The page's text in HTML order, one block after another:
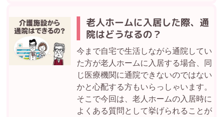
老人ホームに入居した際、通
院はどうなるの？
今まで自宅で生活しながら通院してい
た方が老人ホームに入居する場合、同
じ医療機関に通院できないのではない
かと心配する方もいらっしゃいます。
そこで今回は、老人ホームの入居時に
よくある質問として挙げられることが